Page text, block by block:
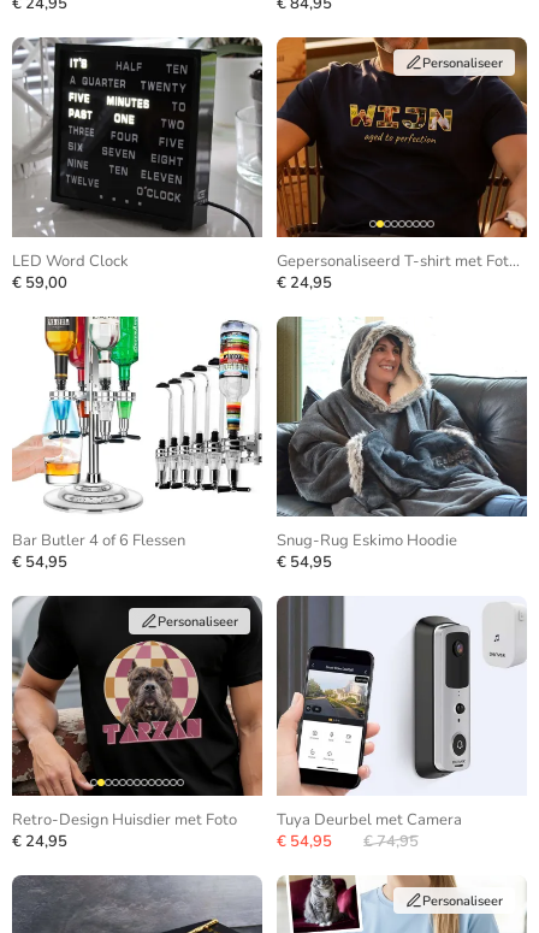
LED Word Clock
€ 59,00
Personaliseer
Gepersonaliseerd T-shirt met Foto in Letters
€ 24,95
Bar Butler 4 of 6 Flessen
€ 54,95
Snug-Rug Eskimo Hoodie
€ 54,95
Personaliseer
Retro-Design Huisdier met Foto
€ 24,95
Tuya Deurbel met Camera
€ 54,95
€ 74,95
Personaliseer